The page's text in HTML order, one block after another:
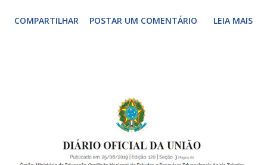
garantir o direito das crianças a uma educação integral e de
crianças de zero a 3 anos e 11 meses; – EMEIs - Escolas
Municipais de Educação Infantil, que atendem crianças de 4
a 5 anos e 11 meses; – CEMEI - Centro Municipal de
Educação Infantil, que recebe crianças de zero a 5 anos e 11
COMPARTILHAR POSTAR UM COMENTÁRIO LEIA MAIS